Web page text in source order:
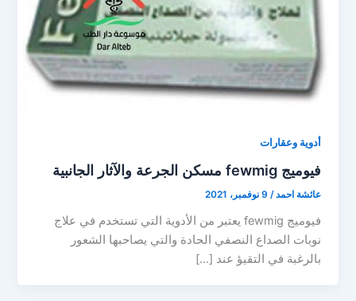
أدوية وعقارات
فيوميج fewmig مسكن الجرعة والآثار الجانبية
عائشة احمد/ 9 نوفمبر، 2021
فيوميج fewmig يعتبر من الأدوية التي تستخدم في علاج
نوبات الصداع النصفي الحادة والتي يصاحبها الشعور
بالرغبة في التقيؤ عند […]